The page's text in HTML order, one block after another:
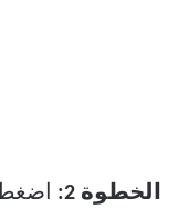
الخطوة 2: اضغط